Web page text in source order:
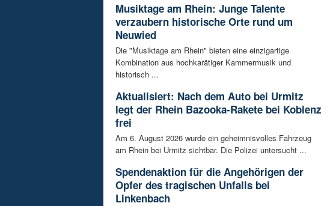
Musiktage am Rhein: Junge Talente
verzaubern historische Orte rund um
Neuwied
Die "Musiktage am Rhein" bieten eine einzigartige
Kombination aus hochkarätiger Kammermusik und
historisch ...
Aktualisiert: Nach dem Auto bei Urmitz
legt der Rhein Bazooka-Rakete bei Koblenz
frei
Am 6. August 2026 wurde ein geheimnisvolles Fahrzeug
am Rhein bei Urmitz sichtbar. Die Polizei untersucht ...
Spendenaktion für die Angehörigen der
Opfer des tragischen Unfalls bei
Linkenbach